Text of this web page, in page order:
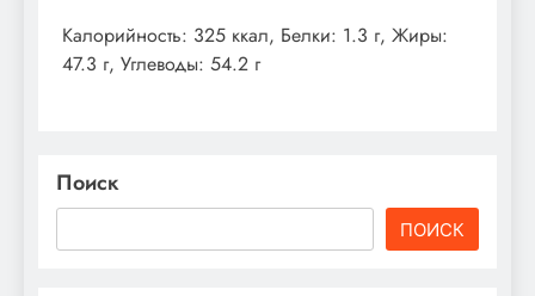
Калорийность: 325 ккал, Белки: 1.3 г, Жиры:
47.3 г, Углеводы: 54.2 г
Поиск
ПОИСК